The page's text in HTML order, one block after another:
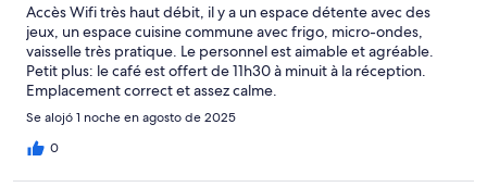
Accès Wifi très haut débit, il y a un espace détente avec des
jeux, un espace cuisine commune avec frigo, micro-ondes,
vaisselle très pratique. Le personnel est aimable et agréable.
Petit plus: le café est offert de 11h30 à minuit à la réception.
Emplacement correct et assez calme.
Se alojó 1 noche en agosto de 2025
0